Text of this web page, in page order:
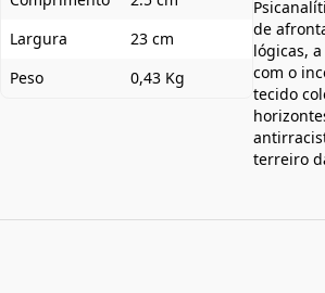
Largura
23 cm
Peso
0,43 Kg
de
lógicas,
com o
tecido
terreiro